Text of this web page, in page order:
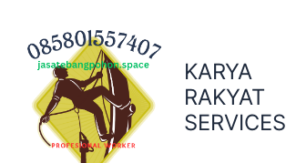
content
KARYA
RAKYAT
SERVICES